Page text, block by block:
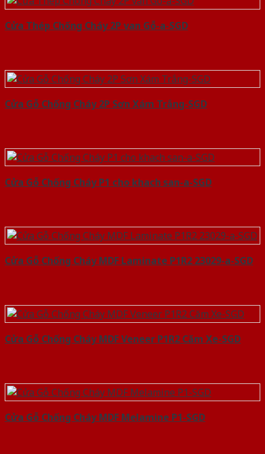
Cửa Thép Chống Cháy 2P van Gỗ-a-SGD
Cửa Gỗ Chống Cháy 2P Sơn Xám Trắng-SGD
Cửa Gỗ Chống Cháy P1 cho khach san-a-SGD
Cửa Gỗ Chống Cháy MDF Laminate P1R2 23029-a-SGD
Cửa Gỗ Chống Cháy MDF Veneer P1R2 Căm Xe-SGD
Cửa Gỗ Chống Cháy MDF Melamine P1-SGD